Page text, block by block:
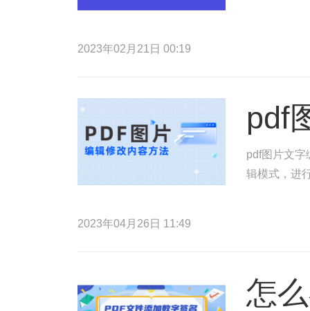
2023年02月21日 00:19
pdf
pdf图片文字
辑模式，进
2023年04月26日 11:49
怎